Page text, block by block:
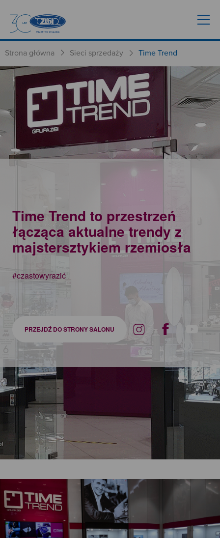
Strona główna Sieci sprzedaży Time Trend
Time Trend to przestrzeń
łącząca aktualne trendy z
majstersztykiem rzemiosła
#czastowyrazić
PRZEJDŹ DO STRONY SALONU